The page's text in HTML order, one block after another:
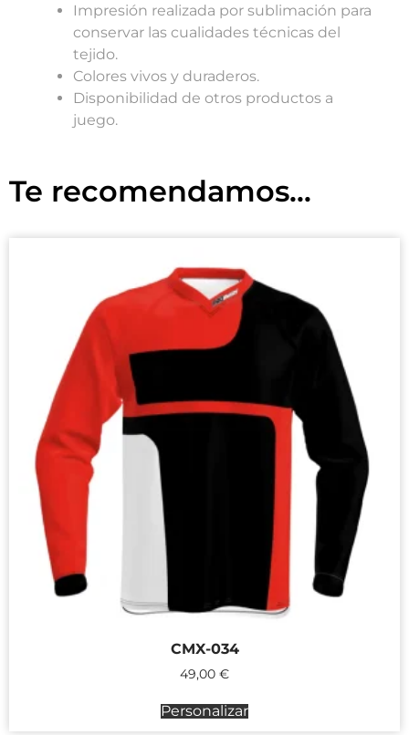
Impresión realizada por sublimación para
conservar las cualidades técnicas del
tejido.
Colores vivos y duraderos.
Disponibilidad de otros productos a
juego.
Te recomendamos...
CMX-034
49,00 €
Personalizar